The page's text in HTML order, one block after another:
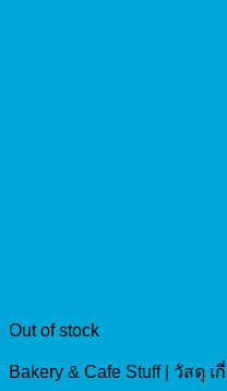
Out of stock
Bakery & Cafe Stuff | วัสดุ เ